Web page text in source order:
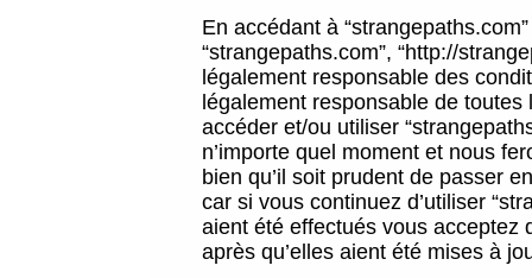
En accédant à
“strangepaths.com”, “http://
légalement responsable des
légalement responsable de
accéder et/ou utiliser
n’importe quel moment et nous
bien qu’il soit prudent de passer
car si vous continuez d’utiliser
aient été effectués vous acceptez
après qu’elles aient été mises à